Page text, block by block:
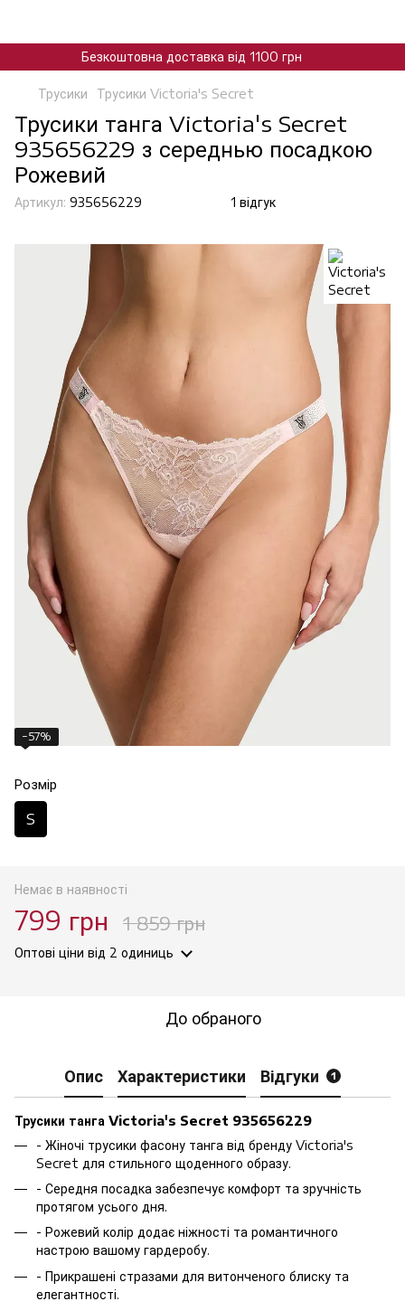
Безкоштовна доставка від 1100 грн
Трусики Трусики Victoria's Secret
Трусики танга Victoria's Secret
935656229 з середнью посадкою
Рожевий
Артикул: 935656229 1 відгук
−57%
Розмір
S
Немає в наявності
799 грн 1 859 грн
Оптові ціни від 2 одиниць
До обраного
Опис Характеристики Відгуки 1
Трусики танга Victoria's Secret 935656229
- Жіночі трусики фасону танга від бренду Victoria's
Secret для стильного щоденного образу.
- Середня посадка забезпечує комфорт та зручність
протягом усього дня.
- Рожевий колір додає ніжності та романтичного
настрою вашому гардеробу.
- Прикрашені стразами для витонченого блиску та
елегантності.